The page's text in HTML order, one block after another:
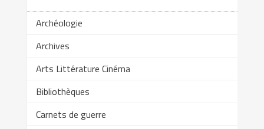
Archéologie
Archives
Arts Littérature Cinéma
Bibliothèques
Carnets de guerre